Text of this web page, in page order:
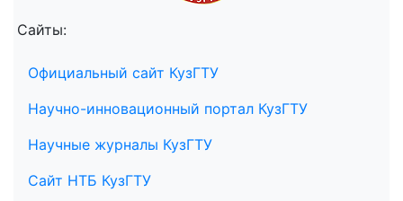
Сайты:
Официальный сайт КузГТУ
Научно-инновационный портал КузГТУ
Научные журналы КузГТУ
Сайт НТБ КузГТУ